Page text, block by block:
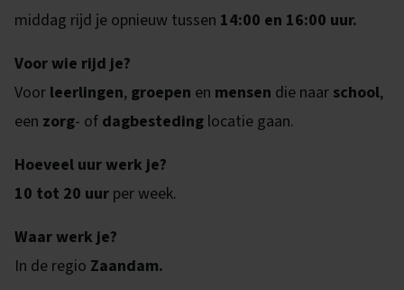
middag rijd je opnieuw tussen 14:00 en 16:00 uur.
Voor wie rijd je?
Voor leerlingen, groepen en mensen die naar school,
een zorg- of dagbesteding locatie gaan.
Hoeveel uur werk je?
10 tot 20 uur per week.
Waar werk je?
In de regio Zaandam.